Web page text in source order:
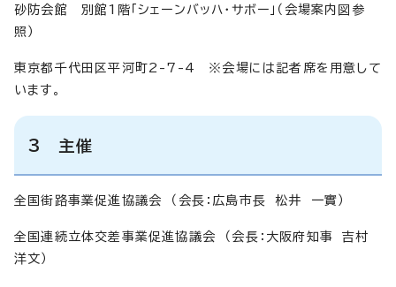
砂防会館 別館1階「シェーンバッハ・サボー」（会場案内図参
照）
東京都千代田区平河町2-7-4 ※会場には記者席を用意して
います。
3 主催
全国街路事業促進協議会 （会長：広島市長 松井 一實）
全国連続立体交差事業促進協議会 （会長：大阪府知事 吉村
洋文）